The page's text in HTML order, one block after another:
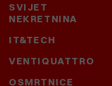
SVIJET
NEKRETNINA
IT&TECH
VENTIQUATTRO
OSMRTNICE